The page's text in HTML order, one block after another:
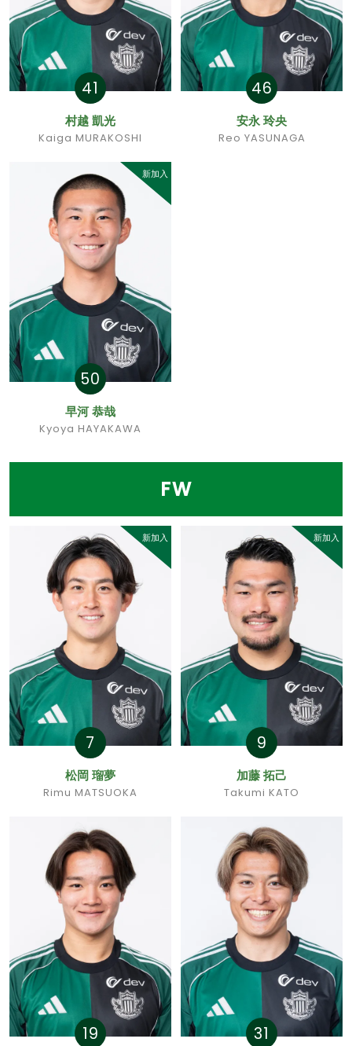
41
村越 凱光
Kaiga MURAKOSHI
46
安永 玲央
Reo YASUNAGA
新加入
50
早河 恭哉
Kyoya HAYAKAWA
FW
新加入
7
松岡 瑠夢
Rimu MATSUOKA
新加入
9
加藤 拓己
Takumi KATO
19 31